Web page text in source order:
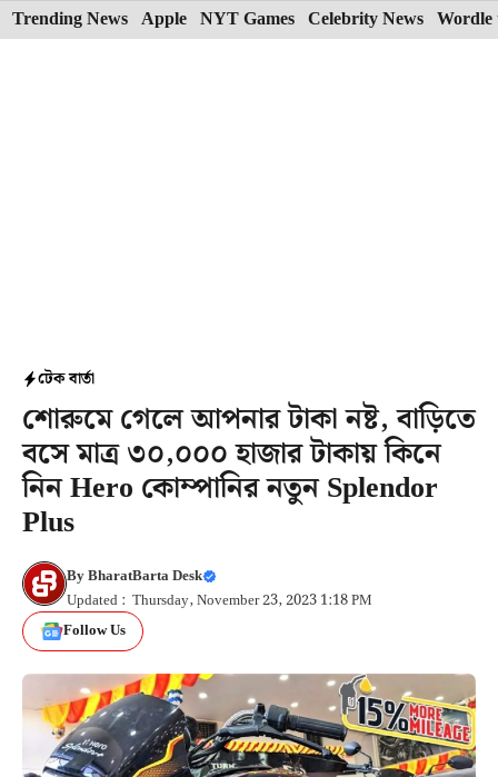
Skip
to
Trending News Apple NYT Games Celebrity News Wordle
টেক বার্তা
শোরুমে গেলে আপনার টাকা নষ্ট, বাড়িতে
বসে মাত্র ৩০,০০০ হাজার টাকায় কিনে
নিন Hero কোম্পানির নতুন Splendor
Plus
ByBharatBarta Desk
Updated : Thursday, November 23, 2023 1:18 PM
Follow Us